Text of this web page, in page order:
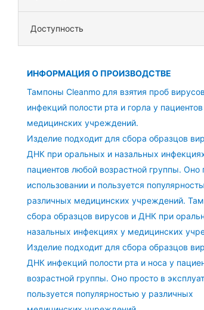
Доступность
ИНФОРМАЦИЯ О ПРОИЗВОДСТВЕ
Тампоны Cleanmo для взятия проб
инфекций полости рта и горла у пациентов
медицинских учреждений.
Изделие подходит для сбора образцов
ДНК при оральных и назальных
пациентов любой возрастной группы. Оно
использовании и пользуется
различных медицинских учреждений.
сбора образцов вирусов и ДНК при
назальных инфекциях у медицинских
Изделие подходит для сбора образцов
ДНК инфекций полости рта и носа у
возрастной группы. Оно просто в
пользуется популярностью у различных